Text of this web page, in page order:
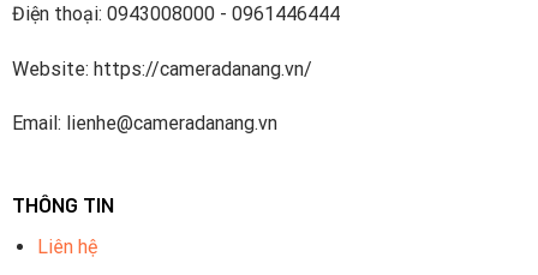
Điện thoại: 0943008000 - 0961446444
Website: https://cameradanang.vn/
Email: lienhe@cameradanang.vn
THÔNG TIN
Liên hệ